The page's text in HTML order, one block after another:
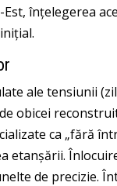
înțelegerea
ale tensiunii
obicei
ca „fără
etanșării.
de precizie.